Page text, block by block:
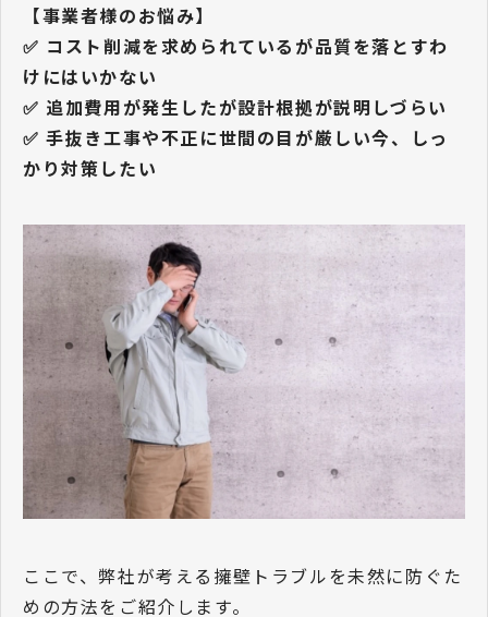
【事業者様のお悩み】
✅ コスト削減を求められているが品質を落とすわ
けにはいかない
✅ 追加費用が発生したが設計根拠が説明しづらい
✅ 手抜き工事や不正に世間の目が厳しい今、しっ
かり対策したい
ここで、弊社が考える擁壁トラブルを未然に防ぐた
めの方法をご紹介します。